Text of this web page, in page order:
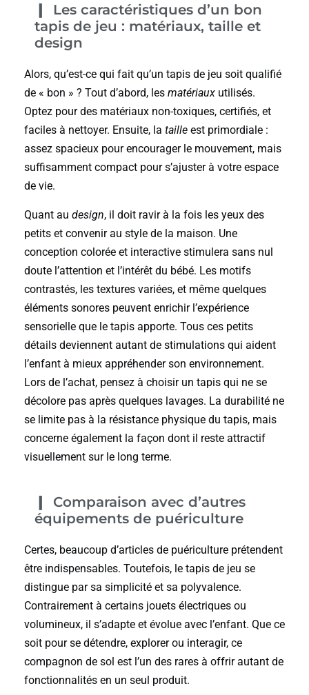
Les caractéristiques d’un bon
tapis de jeu : matériaux, taille et
design
Alors, qu’est-ce qui fait qu’un tapis de jeu soit qualifié
de « bon » ? Tout d’abord, les matériaux utilisés.
Optez pour des matériaux non-toxiques, certifiés, et
faciles à nettoyer. Ensuite, la taille est primordiale :
assez spacieux pour encourager le mouvement, mais
suffisamment compact pour s’ajuster à votre espace
de vie.
Quant au design, il doit ravir à la fois les yeux des
petits et convenir au style de la maison. Une
conception colorée et interactive stimulera sans nul
doute l’attention et l’intérêt du bébé. Les motifs
contrastés, les textures variées, et même quelques
éléments sonores peuvent enrichir l’expérience
sensorielle que le tapis apporte. Tous ces petits
détails deviennent autant de stimulations qui aident
l’enfant à mieux appréhender son environnement.
Lors de l’achat, pensez à choisir un tapis qui ne se
décolore pas après quelques lavages. La durabilité ne
se limite pas à la résistance physique du tapis, mais
concerne également la façon dont il reste attractif
visuellement sur le long terme.
Comparaison avec d’autres
équipements de puériculture
Certes, beaucoup d’articles de puériculture prétendent
être indispensables. Toutefois, le tapis de jeu se
distingue par sa simplicité et sa polyvalence.
Contrairement à certains jouets électriques ou
volumineux, il s’adapte et évolue avec l’enfant. Que ce
soit pour se détendre, explorer ou interagir, ce
compagnon de sol est l’un des rares à offrir autant de
fonctionnalités en un seul produit.